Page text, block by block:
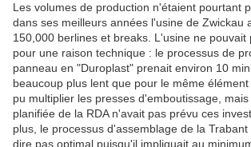
Les volumes de production n'étaient pourtant
dans ses meilleurs années l'usine de Zwickau
150,000 berlines et breaks. L'usine ne pouvait
pour une raison technique : le processus de
panneau en "Duroplast" prenait environ 10
beaucoup plus lent que pour le même
pu multiplier les presses d'emboutissage,
planifiée de la RDA n'avait pas prévu ces
plus, le processus d'assemblage de la
dire pas optimal puisqu'il impliquait au